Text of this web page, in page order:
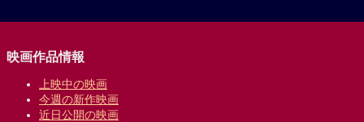
映画作品情報
上映中の映画
今週の新作映画
近日公開の映画